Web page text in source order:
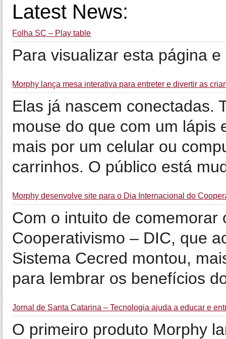
Latest News:
Folha SC – Play table
Para visualizar esta página
Morphy lança mesa interativa para entreter e divertir as
Elas já nascem conectadas.
mouse do que com um lápis
mais por um celular ou
carrinhos. O público está
Morphy desenvolve site para o Dia Internacional do
Com o intuito de comemorar
Cooperativismo – DIC, que
Sistema Cecred montou,
para lembrar os benefícios
Jornal de Santa Catarina – Tecnologia ajuda a educar e
O primeiro produto Morphy